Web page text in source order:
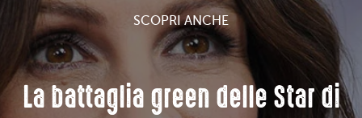
SCOPRI ANCHE
La battaglia green delle Star di